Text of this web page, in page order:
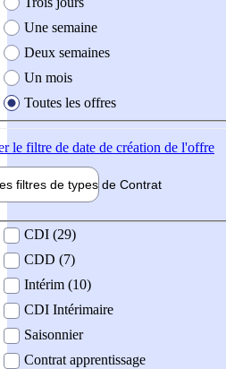
Une semaine
Deux semaines
Un mois
Toutes les offres
le filtre de date de création de l'offre
filtres de types de Contrat
contrat
CDI (29)
CDD (7)
Intérim (10)
CDI Intérimaire
Saisonnier
Contrat apprentissage